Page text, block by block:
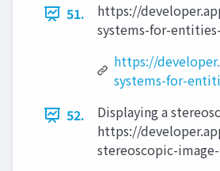
51.
https://
systems-for-
https://
systems-for-
52.
Displaying a
https://
stereoscopic-